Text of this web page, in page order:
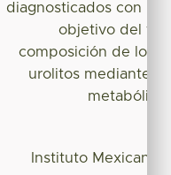
diagnosticados con
objetivo del
composición de los
urolitos mediante
Instituto Mexicano